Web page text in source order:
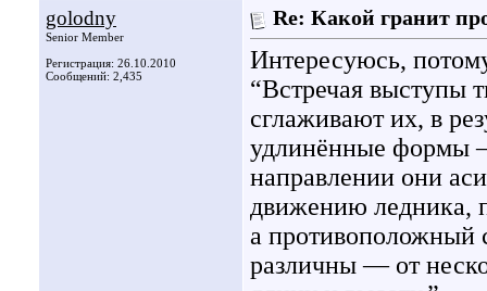
golodny
Senior Member
Регистрация: 26.10.2010
Сообщений: 2,435
Re: Какой гранит
Интересуюсь,
“Встречая выступы
сглаживают их, в
удлинённые формы
направлении они
движению ледника,
а противоположный
различны — от